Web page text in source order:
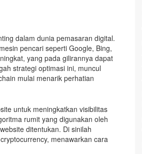
dalam dunia pemasaran digital.
pencari seperti Google, Bing,
yang pada gilirannya dapat
strategi optimasi ini, muncul
mulai menarik perhatian
untuk meningkatkan visibilitas
rumit yang digunakan oleh
ditentukan. Di sinilah
menawarkan cara